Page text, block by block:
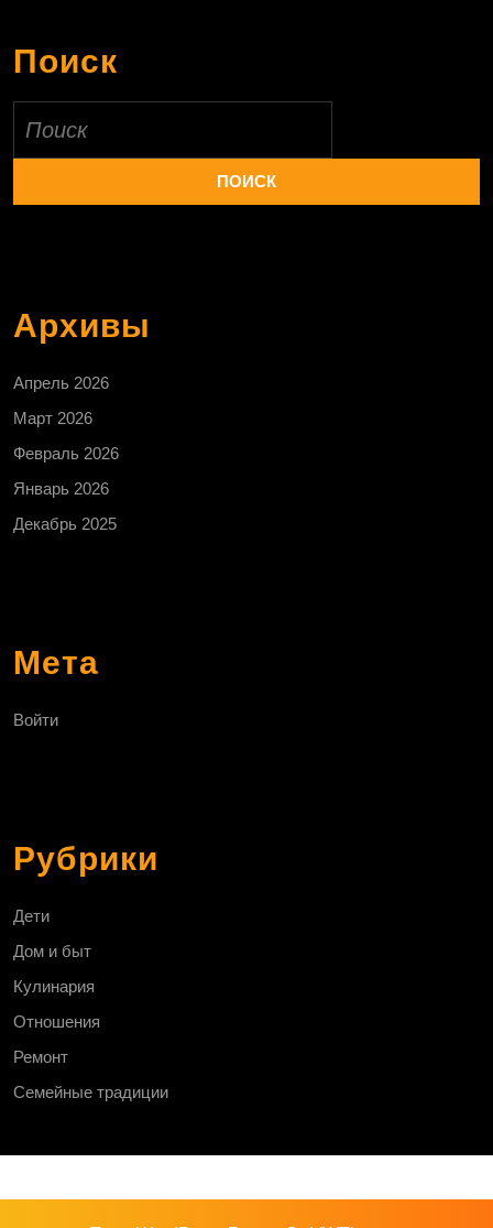
Поиск
Архивы
Апрель 2026
Март 2026
Февраль 2026
Январь 2026
Декабрь 2025
Мета
Войти
Рубрики
Дети
Дом и быт
Кулинария
Отношения
Ремонт
Семейные традиции